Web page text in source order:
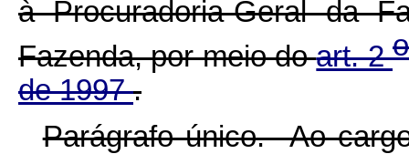
à Procuradoria-Geral da
Fazenda, por meio doart. 2
de 1997.
Parágrafo único. Ao